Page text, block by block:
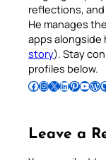
reflections,
He manages
apps alongside
story). Stay
profiles below.
Follow Pradeep on Facebook Follow Pradeep on InstagramFollow Pradeep on X Follow Pradeep on LinkedIn Follow Pradeep on Pinterest Subscribe to Pradeep’s Youtube Channel Follow Pradeep on WordPress Follow Pradeep on GitHub
Leave a